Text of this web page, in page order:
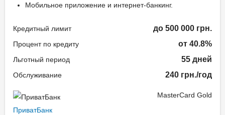
Мобильное приложение и интернет-банкинг.
Кредитный лимит до 500 000 грн.
Процент по кредиту от 40.8%
Льготный период 55 дней
Обслуживание 240 грн./год
ПриватБанк
MasterCard Gold